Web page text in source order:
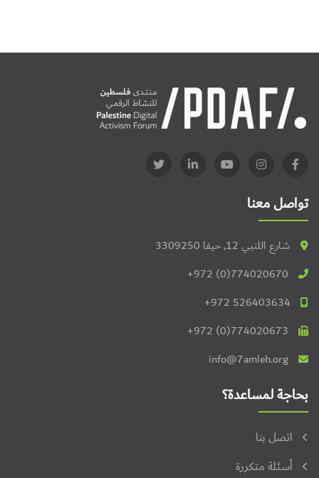
تواصل معنا
شارع اللنبي 12, حيفا 3309250
+972 (0)774020670
+972 526403634
+972 (0)774020673
info@7amleh.org
بحاجة لمساعدة؟
اتصل بنا
أسئلة متكررة